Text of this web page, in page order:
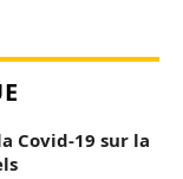
Covid-19 sur la